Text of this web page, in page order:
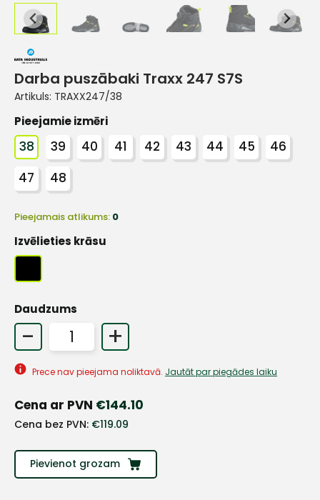
Darba puszābaki Traxx 247 S7S
Artikuls: TRAXX247/38
Pieejamie izmēri
38 39 40 41 42 43 44 45
46
47
48
Pieejamais atlikums: 0
Izvēlieties krāsu
Daudzums
- +
Prece nav pieejama noliktavā. Jautāt par piegādes laiku
Cena ar PVN €144.10
Cena bez PVN: €119.09
Pievienot grozam